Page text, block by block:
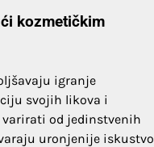
kozmetičkim
igranje
svojih likova i
od jedinstvenih
uronjenije iskustvo